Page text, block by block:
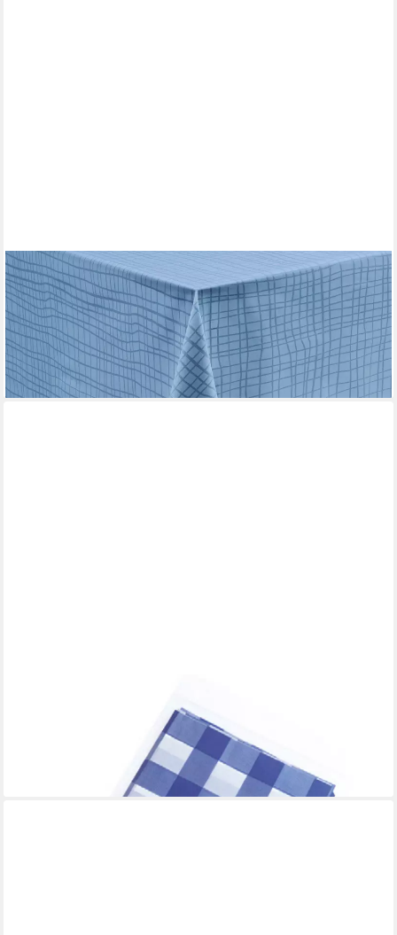
REDBEST
Tischdecke Tischdecke "Pasadena", abwaschbar Uni/Karo
ab 28,99 € 38,99 €
-26%
lieferbar - in 2-3 Werktagen bei dir
+2
1-tlg, Tischdecke), Tischdecke Tischtuch Partydecke Feierdecke
lieferbar - in 8-10 Werktagen bei dir